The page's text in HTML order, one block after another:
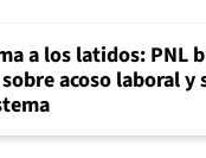
a los latidos: PNL
acoso laboral y